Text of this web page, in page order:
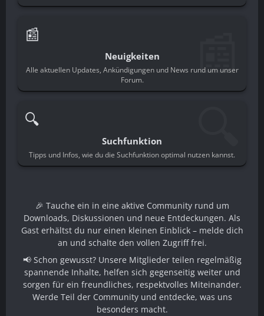
📰
Neuigkeiten
Alle aktuellen Updates, Ankündigungen und News rund um unser
Forum.
📰
🔍
Suchfunktion
Tipps und Infos, wie du die Suchfunktion optimal nutzen kannst.
🎉 Tauche ein in eine aktive Community rund um
Downloads, Diskussionen und neue Entdeckungen. Als
Gast erhältst du nur einen kleinen Einblick – melde dich
an und schalte den vollen Zugriff frei.
📢 Schon gewusst? Unsere Mitglieder teilen regelmäßig
spannende Inhalte, helfen sich gegenseitig weiter und
sorgen für ein freundliches, respektvolles Miteinander.
Werde Teil der Community und entdecke, was uns
besonders macht.